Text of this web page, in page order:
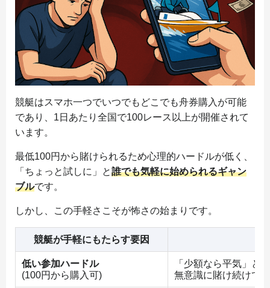
競艇はスマホ一つでいつでもどこでも舟券購入が可能
であり、1日あたり全国で100レース以上が開催されて
います。
最低100円から賭けられるため心理的ハードルが低く、
「ちょっと試しに」と誰でも気軽に始められるギャン
ブルです。
しかし、この手軽さこそが怖さの始まりです。
競艇が手軽にもたらす要因
低い参加ハードル
(100円から購入可)
「少額なら平気」と
無意識に賭け続けて